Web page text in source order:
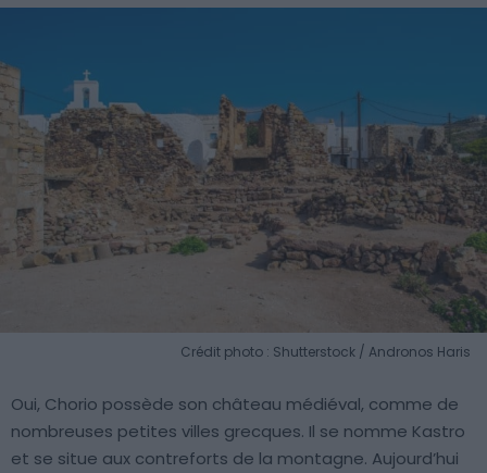
Crédit photo : Shutterstock / Andronos Haris
Oui, Chorio possède son château médiéval, comme de
nombreuses petites villes grecques. Il se nomme Kastro
et se situe aux contreforts de la montagne. Aujourd’hui